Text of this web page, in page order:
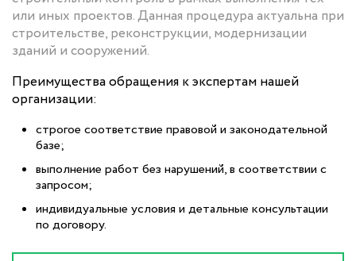
или иных проектов. Данная процедура актуальна при
строительстве, реконструкции, модернизации
зданий и сооружений.
Преимущества обращения к экспертам нашей
организации:
строгое соответствие правовой и законодательной
базе;
выполнение работ без нарушений, в соответствии с
запросом;
индивидуальные условия и детальные консультации
по договору.